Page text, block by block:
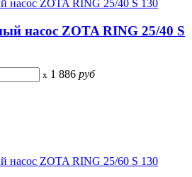
насос ZOTA RING 25/40 S
x 1 886 руб